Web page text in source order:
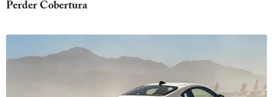
Perder Cobertura